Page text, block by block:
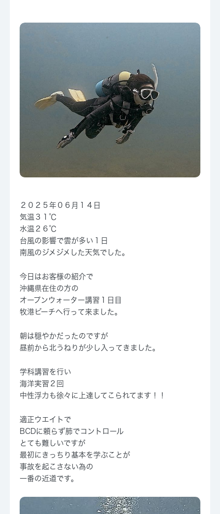
２０２５年０６月１４日
気温３１℃
水温２６℃
台風の影響で雲が多い１日
南風のジメジメした天気でした。
今日はお客様の紹介で
沖縄県在住の方の
オープンウォーター講習１日目
牧港ビーチへ行って来ました。
朝は穏やかだったのですが
昼前から北うねりが少し入ってきました。
学科講習を行い
海洋実習２回
中性浮力も徐々に上達してこられてます！！
適正ウエイトで
BCDに頼らず肺でコントロール
とても難しいですが
最初にきっちり基本を学ぶことが
事故を起こさない為の
一番の近道です。